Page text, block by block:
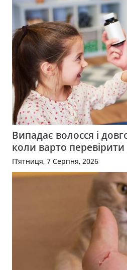
Випадає волосся і
коли варто
П’ятниця, 7 Серпня, 2026